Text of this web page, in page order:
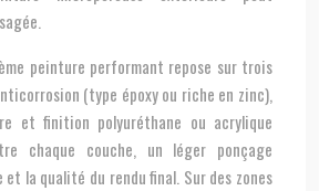
peinture performant repose sur trois
(type époxy ou riche en zinc),
et finition polyuréthane ou acrylique
chaque couche, un léger ponçage
et la qualité du rendu final. Sur des zones